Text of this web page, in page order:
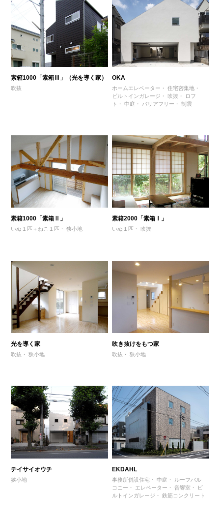
素箱1000「素箱Ⅲ」（光を導く家）
吹抜
OKA
ホームエレベーター
住宅密集地
ビルトインガレージ
吹抜
ロフ
ト
中庭 バリアフリー 制震
素箱1000「素箱Ⅱ」
いぬ１匹＋ねこ１匹 狭小地
素箱2000「素箱Ⅰ」
いぬ１匹 吹抜
光を導く家
吹抜 狭小地
吹き抜けをもつ家
吹抜 狭小地
チイサイオウチ
狭小地
EKDAHL
事務所併設住宅 中庭
ルーフバル
コニー
エレベーター 音響室
ビ
ルトインガレージ
鉄筋コンクリート